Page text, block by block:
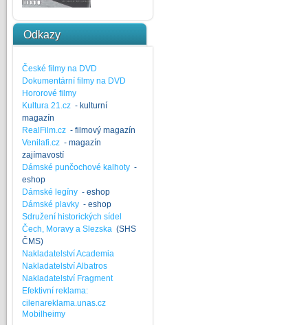
Odkazy
České filmy na DVD
Dokumentární filmy na DVD
Hororové filmy
Kultura 21.cz - kulturní
magazín
RealFilm.cz - filmový magazín
Venilafi.cz - magazín
zajímavostí
Dámské punčochové kalhoty -
eshop
Dámské legíny - eshop
Dámské plavky - eshop
Sdružení historických sídel
Čech, Moravy a Slezska (SHS
ČMS)
Nakladatelství Academia
Nakladatelství Albatros
Nakladatelství Fragment
Efektivní reklama:
cilenareklama.unas.cz
Mobilheimy